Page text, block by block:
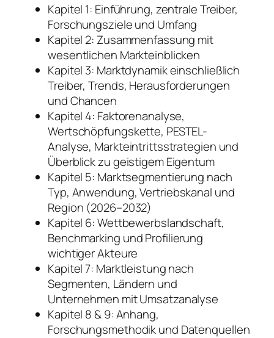
Kapitel 1: Einführung, zentrale Treiber,
Forschungsziele und Umfang
Kapitel 2: Zusammenfassung mit
wesentlichen Markteinblicken
Kapitel 3: Marktdynamik einschließlich
Treiber, Trends, Herausforderungen
und Chancen
Kapitel 4: Faktorenanalyse,
Wertschöpfungskette, PESTEL-
Analyse, Markteintrittsstrategien und
Überblick zu geistigem Eigentum
Kapitel 5: Marktsegmentierung nach
Typ, Anwendung, Vertriebskanal und
Region (2026–2032)
Kapitel 6: Wettbewerbslandschaft,
Benchmarking und Profilierung
wichtiger Akteure
Kapitel 7: Marktleistung nach
Segmenten, Ländern und
Unternehmen mit Umsatzanalyse
Kapitel 8 & 9: Anhang,
Forschungsmethodik und Datenquellen